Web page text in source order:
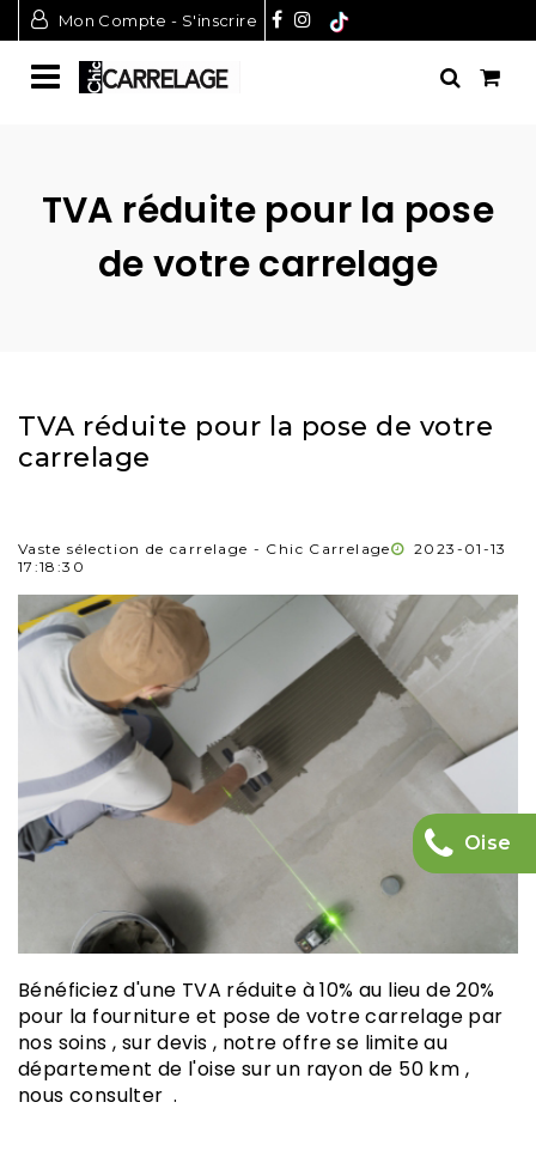
Mon Compte - S'inscrire
Oise
TVA réduite pour la pose
de votre carrelage
TVA réduite pour la pose de votre
carrelage
Vaste sélection de carrelage - Chic Carrelage
2023-01-13
17:18:30
Bénéficiez d'une TVA réduite à 10% au lieu de 20%
pour la fourniture et pose de votre carrelage par
nos soins , sur devis , notre offre se limite au
département de l'oise sur un rayon de 50 km ,
nous consulter .